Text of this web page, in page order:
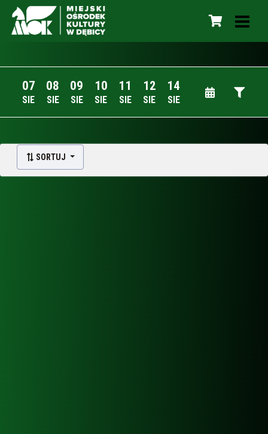
07
SIE
08
SIE
09
SIE
10
SIE
11
SIE
12
SIE
14
SIE
SORTUJ